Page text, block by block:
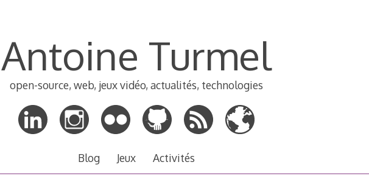
Antoine Turmel
open-source, web, jeux vidéo, actualités, technologies
Blog Jeux Activités